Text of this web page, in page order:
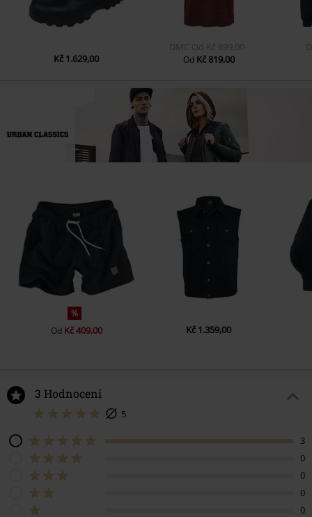
Kč 1.629,00
DMC Od Kč 899,00
Od Kč 819,00
%
Od Kč 409,00 Kč 1.359,00
3 Hodnocení
5
3
0
0
0
0